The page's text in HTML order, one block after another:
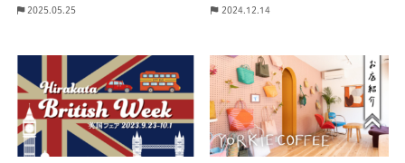
2025.05.25 2024.12.14